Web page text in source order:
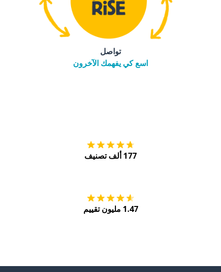
تواصل
اسع كي يفهمك الآخرون
177 ألف تصنيف
1.47 مليون تقييم